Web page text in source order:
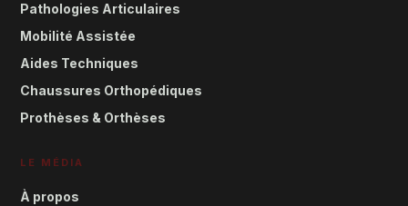
Pathologies Articulaires
Mobilité Assistée
Aides Techniques
Chaussures Orthopédiques
Prothèses & Orthèses
LE MÉDIA
À propos